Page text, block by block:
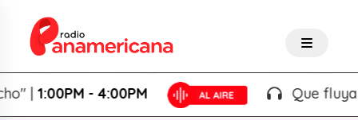
1:00PM - 4:00PM Que fluya la